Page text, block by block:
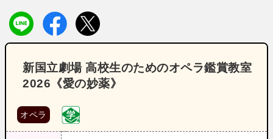
新国立劇場 高校生のためのオペラ鑑賞教室
2026《愛の妙薬》
オペラ